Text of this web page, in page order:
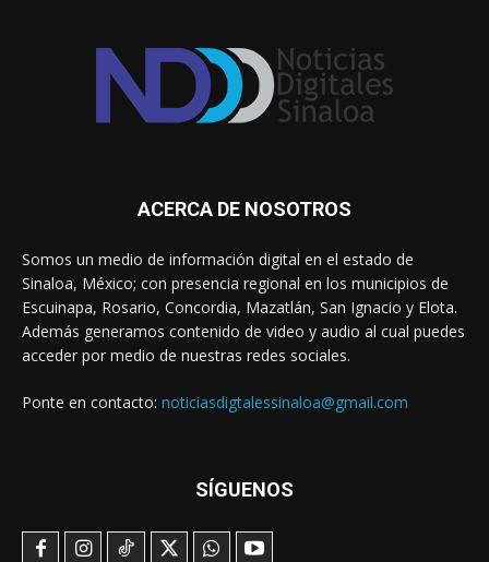
ACERCA DE NOSOTROS
Somos un medio de información digital en el estado de
Sinaloa, México; con presencia regional en los municipios de
Escuinapa, Rosario, Concordia, Mazatlán, San Ignacio y Elota.
Además generamos contenido de video y audio al cual puedes
acceder por medio de nuestras redes sociales.
Ponte en contacto: noticiasdigtalessinaloa@gmail.com
SÍGUENOS